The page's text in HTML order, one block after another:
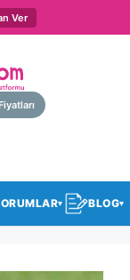
Ver
▾ BLOG▾